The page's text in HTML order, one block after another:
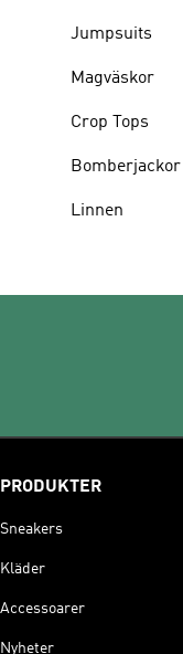
Jumpsuits
Magväskor
Crop Tops
Bomberjackor
Linnen
PRODUKTER
Sneakers
Kläder
Accessoarer
Nyheter